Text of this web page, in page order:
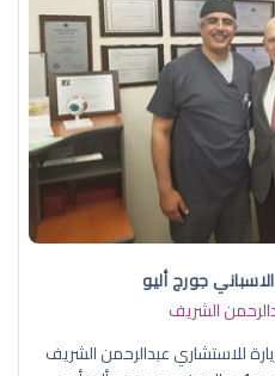
جورج أليو
الشريف
للاستشاري عبدالرحمن الشريف